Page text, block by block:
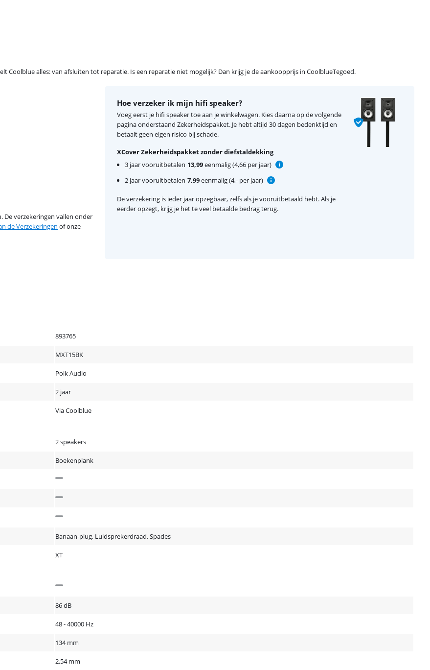
Coolblue alles: van afsluiten tot reparatie. Is een reparatie niet mogelijk? Dan krijg je de aankoopprijs in CoolblueTegoed.
De verzekeringen vallen onder
de Verzekeringen of onze
Hoe verzeker ik mijn hifi speaker?
Voeg eerst je hifi speaker toe aan je winkelwagen. Kies daarna op de volgende
pagina onderstaand Zekerheidspakket. Je hebt altijd 30 dagen bedenktijd en
betaalt geen eigen risico bij schade.
XCover Zekerheidspakket zonder diefstaldekking
3 jaar vooruitbetalen 13,99eenmalig (4,66 per jaar)
2 jaar vooruitbetalen 7,99eenmalig (4,- per jaar)
De verzekering is ieder jaar opzegbaar, zelfs als je vooruitbetaald hebt. Als je
eerder opzegt, krijg je het te veel betaalde bedrag terug.
893765
MXT15BK
Polk Audio
2 jaar
Via Coolblue
2 speakers
Boekenplank
Banaan-plug, Luidsprekerdraad, Spades
XT
86 dB
48 - 40000 Hz
134 mm
2,54 mm